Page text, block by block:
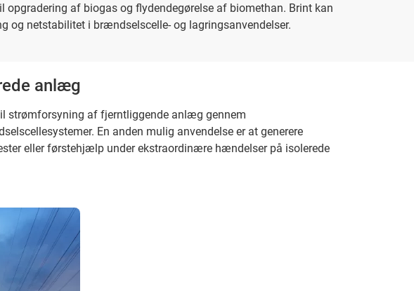
opgradering af biogas og flydendegørelse af biomethan. Brint kan
og netstabilitet i brændselscelle- og lagringsanvendelser.
anlæg
strømforsyning af fjerntliggende anlæg gennem
En anden mulig anvendelse er at generere
eller førstehjælp under ekstraordinære hændelser på isolerede